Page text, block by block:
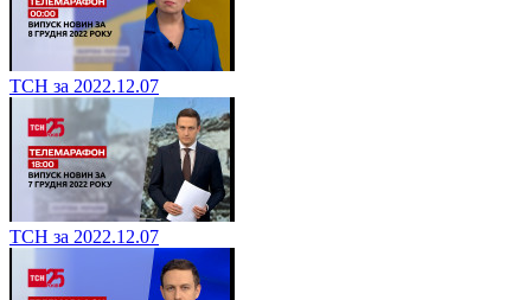
ТСН за 2022.12.07
ТСН за 2022.12.07